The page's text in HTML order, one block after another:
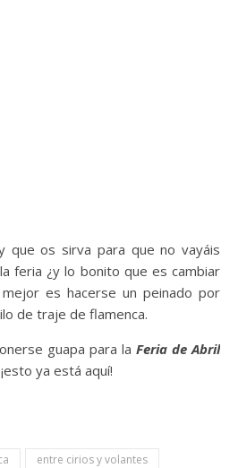
que os sirva para que no vayáis
feria ¿y lo bonito que es cambiar
es hacerse un peinado por
de traje de flamenca.
guapa para la Feria de Abril
ya está aquí!
entre cirios y volantes